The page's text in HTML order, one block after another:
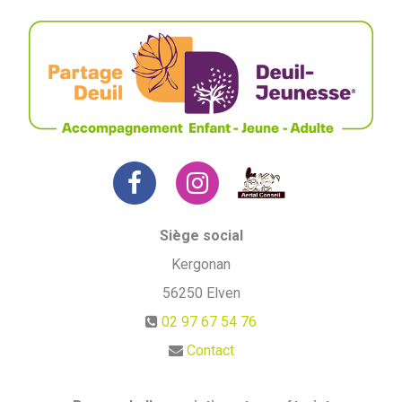
Siège social
Kergonan
56250 Elven
02 97 67 54 76
Contact